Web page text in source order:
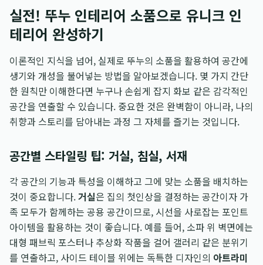
실전! 뚜누 인테리어 소품으로 유니크 인
테리어 완성하기
이론적인 지식을 넘어, 실제로 뚜누의 소품을 활용하여 공간에
생기와 개성을 불어넣는 방법을 알아보겠습니다. 몇 가지 간단
한 원칙만 이해한다면 누구나 손쉽게 잡지 화보 같은 감각적인
공간을 연출할 수 있습니다. 중요한 것은 완벽함이 아니라, 나의
취향과 스토리를 담아내는 과정 그 자체를 즐기는 것입니다.
공간별 스타일링 팁: 거실, 침실, 서재
각 공간의 기능과 특성을 이해하고 그에 맞는 소품을 배치하는
것이 중요합니다.거실은 집의 첫인상을 결정하는 공간이자 가
족 모두가 함께하는 공용 공간이므로, 시선을 사로잡는 포인트
아이템을 활용하는 것이 좋습니다. 예를 들어, 소파 위 벽면에는
대형 패브릭 포스터나 추상화 작품을 걸어 갤러리 같은 분위기
를 연출하고, 사이드 테이블 위에는 독특한 디자인의 아트라미